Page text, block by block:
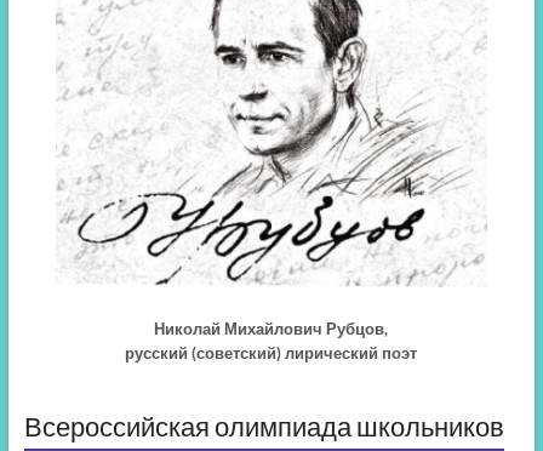
Николай Михайлович Рубцов,
русский (советский) лирический поэт
Всероссийская олимпиада школьников